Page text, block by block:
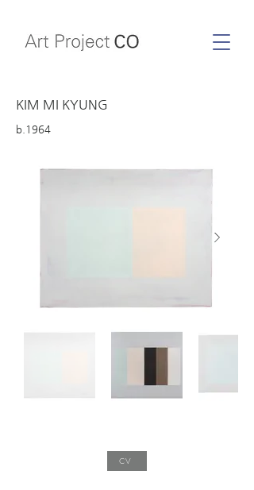
KIM MI KYUNG
b.1964
CV